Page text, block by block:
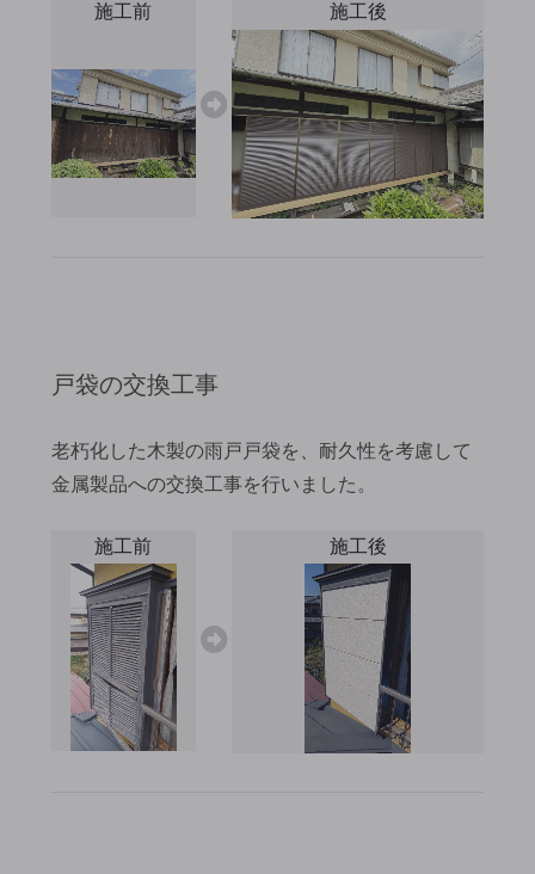
施工前 施工後
戸袋の交換工事
老朽化した木製の雨戸戸袋を、耐久性を考慮して
金属製品への交換工事を行いました。
施工前 施工後